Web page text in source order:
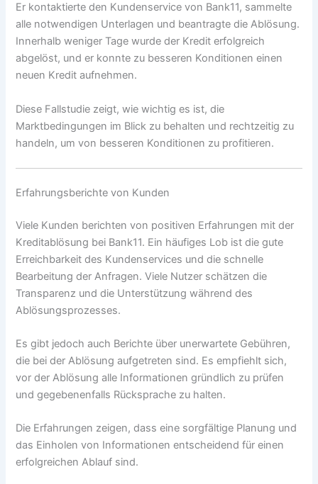
Er kontaktierte den Kundenservice von Bank11, sammelte
alle notwendigen Unterlagen und beantragte die Ablösung.
Innerhalb weniger Tage wurde der Kredit erfolgreich
abgelöst, und er konnte zu besseren Konditionen einen
neuen Kredit aufnehmen.
Diese Fallstudie zeigt, wie wichtig es ist, die
Marktbedingungen im Blick zu behalten und rechtzeitig zu
handeln, um von besseren Konditionen zu profitieren.
Erfahrungsberichte von Kunden
Viele Kunden berichten von positiven Erfahrungen mit der
Kreditablösung bei Bank11. Ein häufiges Lob ist die gute
Erreichbarkeit des Kundenservices und die schnelle
Bearbeitung der Anfragen. Viele Nutzer schätzen die
Transparenz und die Unterstützung während des
Ablösungsprozesses.
Es gibt jedoch auch Berichte über unerwartete Gebühren,
die bei der Ablösung aufgetreten sind. Es empfiehlt sich,
vor der Ablösung alle Informationen gründlich zu prüfen
und gegebenenfalls Rücksprache zu halten.
Die Erfahrungen zeigen, dass eine sorgfältige Planung und
das Einholen von Informationen entscheidend für einen
erfolgreichen Ablauf sind.